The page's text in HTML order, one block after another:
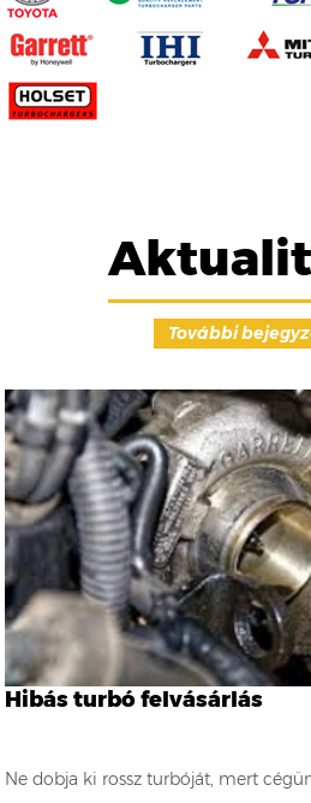
További
Hibás turbó felvásárlás
Ne dobja ki rossz turbóját, mert